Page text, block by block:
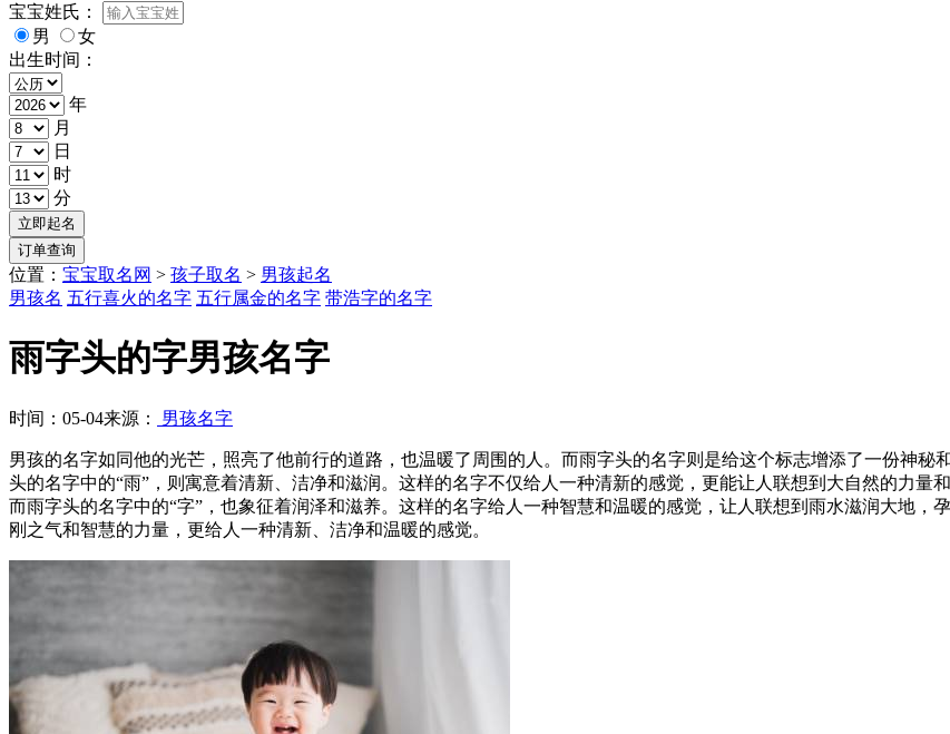
宝宝姓氏：
男
女
出生时间：
年
月
日
时
分
位置： 宝宝取名网 > 孩子取名 > 男孩起名
男孩名 五行喜火的名字 五行属金的名字 带浩字的名字
雨字头的字男孩名字
时间：05-04来源： 男孩名字
男孩的名字如同他的光芒，照亮了他前行的道路，也温暖了周围的人。而雨字头的名字则是给这个标志增添了一份神秘
头的名字中的“雨”，则寓意着清新、洁净和滋润。这样的名字不仅给人一种清新的感觉，更能让人联想到大自然的力量
而雨字头的名字中的“字”，也象征着润泽和滋养。这样的名字给人一种智慧和温暖的感觉，让人联想到雨水滋润大地，
刚之气和智慧的力量，更给人一种清新、洁净和温暖的感觉。